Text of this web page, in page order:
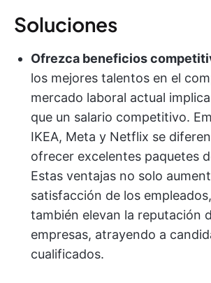
Soluciones
Ofrezca beneficios
los mejores talentos en el
mercado laboral actual
que un salario competitivo.
IKEA, Meta y Netflix se
ofrecer excelentes paquetes
Estas ventajas no solo
satisfacción de los
también elevan la reputación
empresas, atrayendo a
cualificados.